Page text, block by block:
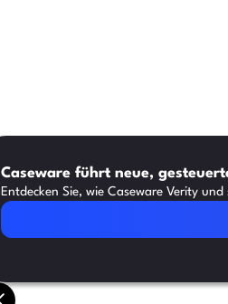
Caseware führt neue,
Entdecken Sie, wie Caseware Verity
Artikel lesen